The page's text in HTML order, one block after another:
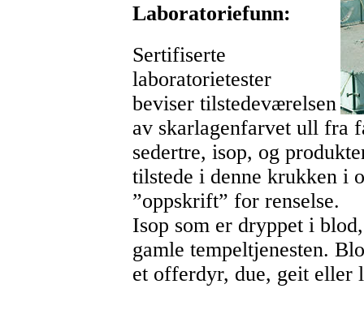
Laboratoriefunn:
Sertifiserte
laboratorietester
beviser tilstedeværelsen
av skarlagenfarvet ull fra
sedertre, isop, og
tilstede i denne krukken i
”oppskrift” for renselse.
Isop som er dryppet i
gamle tempeltjenesten.
et offerdyr, due, geit eller